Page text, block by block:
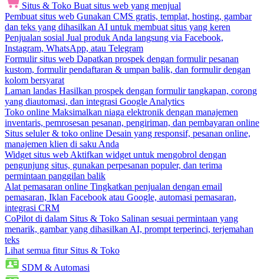
Situs & Toko Buat situs web yang menjual
Pembuat situs web Gunakan CMS gratis, templat, hosting, gambar
dan teks yang dihasilkan AI untuk membuat situs yang keren
Penjualan sosial Jual produk Anda langsung via Facebook,
Instagram, WhatsApp, atau Telegram
Formulir situs web Dapatkan prospek dengan formulir pesanan
kustom, formulir pendaftaran & umpan balik, dan formulir dengan
kolom bersyarat
Laman landas Hasilkan prospek dengan formulir tangkapan, corong
yang diautomasi, dan integrasi Google Analytics
Toko online Maksimalkan niaga elektronik dengan manajemen
inventaris, pemrosesan pesanan, pengiriman, dan pembayaran online
Situs seluler & toko online Desain yang responsif, pesanan online,
manajemen klien di saku Anda
Widget situs web Aktifkan widget untuk mengobrol dengan
pengunjung situs, gunakan perpesanan populer, dan terima
permintaan panggilan balik
Alat pemasaran online Tingkatkan penjualan dengan email
pemasaran, Iklan Facebook atau Google, automasi pemasaran,
integrasi CRM
CoPilot di dalam Situs & Toko Salinan sesuai permintaan yang
menarik, gambar yang dihasilkan AI, prompt terperinci, terjemahan
teks
Lihat semua fitur Situs & Toko
SDM & Automasi